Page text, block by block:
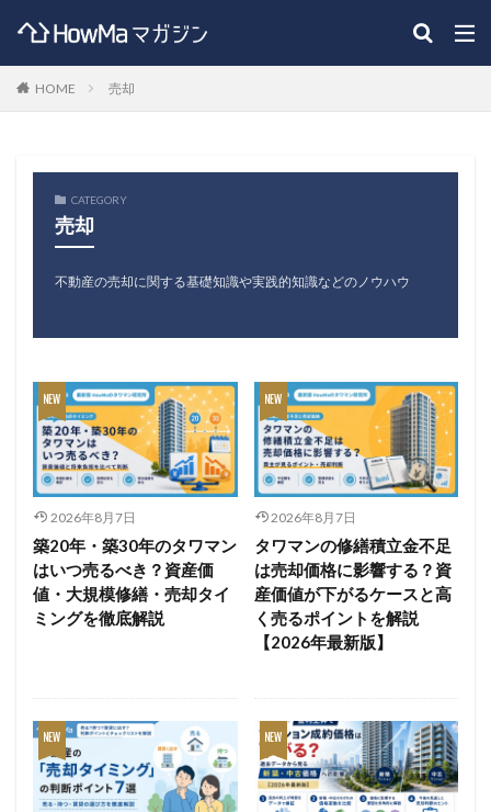
HOME 売却
CATEGORY
売却
不動産の売却に関する基礎知識や実践的知識などのノウハウ
2026年8月7日
築20年・築30年のタワマン
はいつ売るべき？資産価
値・大規模修繕・売却タイ
ミングを徹底解説
2026年8月7日
タワマンの修繕積立金不足
は売却価格に影響する？資
産価値が下がるケースと高
く売るポイントを解説
【2026年最新版】